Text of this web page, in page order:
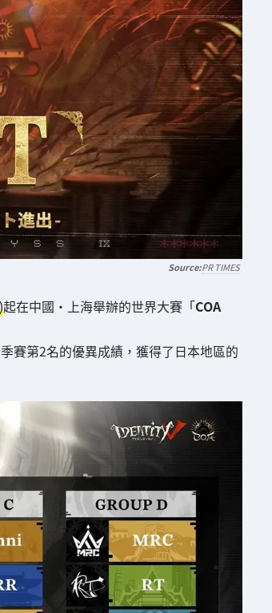
PR TIMES
起在中國・上海舉辦的世界大賽「COA
賽第2名的優異成績，獲得了日本地區的